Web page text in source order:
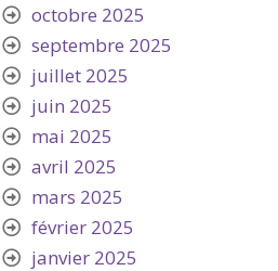
octobre 2025
septembre 2025
juillet 2025
juin 2025
mai 2025
avril 2025
mars 2025
février 2025
janvier 2025